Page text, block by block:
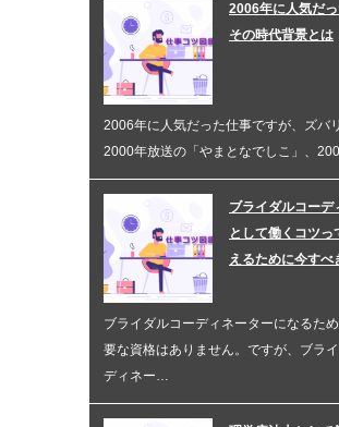
2006年に人気だっ
その時代背景とは
2006年に人気だった仕事ですが、ズバ
2000年放送の「やまとなでしこ」、
ブライダルコーデ
として働くコツっ
えるために今すべ
ブライダルコーディネーターになるた
要な資格はありません。ですが、ブラ
ディネー…